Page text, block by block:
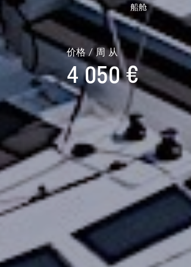
船舱
价格 / 周 从
4 050 €